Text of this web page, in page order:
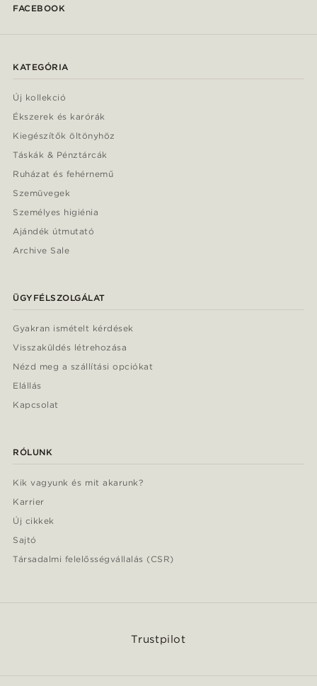
FACEBOOK
KATEGÓRIA
Új kollekció
Ékszerek és karórák
Kiegészítők öltönyhöz
Táskák & Pénztárcák
Ruházat és fehérnemű
Szemüvegek
Személyes higiénia
Ajándék útmutató
Archive Sale
ÜGYFÉLSZOLGÁLAT
Gyakran ismételt kérdések
Visszaküldés létrehozása
Nézd meg a szállítási opciókat
Elállás
Kapcsolat
RÓLUNK
Kik vagyunk és mit akarunk?
Karrier
Új cikkek
Sajtó
Társadalmi felelősségvállalás (CSR)
Trustpilot